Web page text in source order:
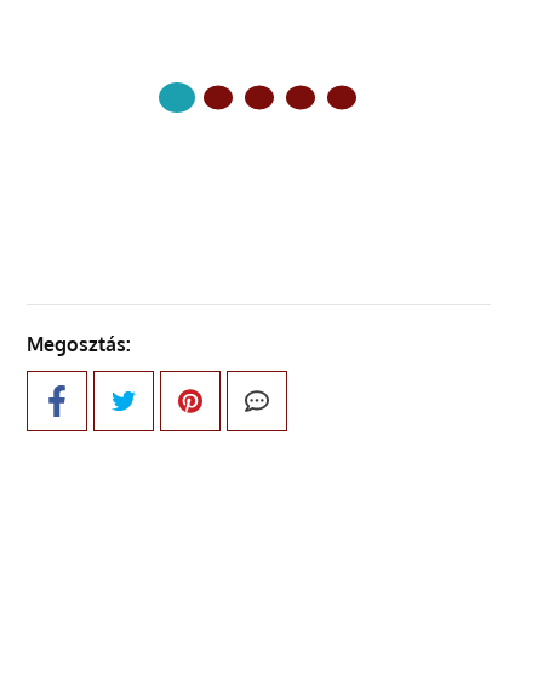
Megosztás: